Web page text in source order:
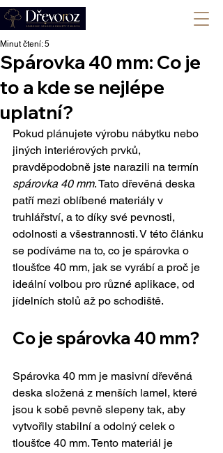
Spárovka 40 mm: Co je
to a kde se nejlépe
uplatní?
Minut čtení: 5
Pokud plánujete výrobu nábytku nebo
jiných interiérových prvků,
pravděpodobně jste narazili na termín
spárovka 40 mm. Tato dřevěná deska
patří mezi oblíbené materiály v
truhlářství, a to díky své pevnosti,
odolnosti a všestrannosti. V této článku
se podíváme na to, co je spárovka o
tloušťce 40 mm, jak se vyrábí a proč je
ideální volbou pro různé aplikace, od
jídelních stolů až po schodiště.
Co je spárovka 40 mm?
Spárovka 40 mm je masivní dřevěná
deska složená z menších lamel, které
jsou k sobě pevně slepeny tak, aby
vytvořily stabilní a odolný celek o
tloušťce 40 mm. Tento materiál je